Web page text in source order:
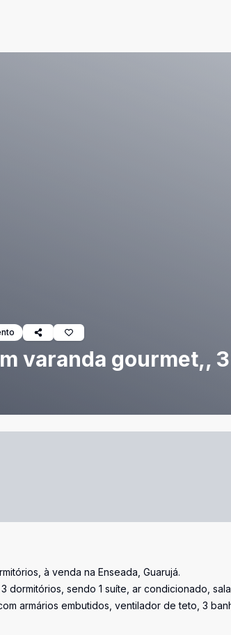
varanda gourmet,,
à venda na Enseada, Guarujá.
dormitórios, sendo 1 suíte, ar condicionado,
armários embutidos, ventilador de teto, 3